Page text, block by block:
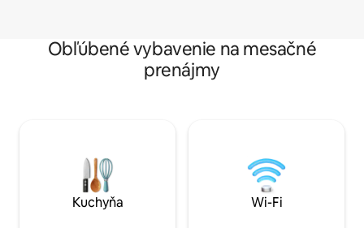
Obľúbené vybavenie na mesačné
prenájmy
Kuchyňa Wi-Fi